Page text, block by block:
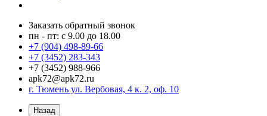
Заказать обратный звонок
пн - пт: с 9.00 до 18.00
+7 (904) 498-89-66
+7 (3452) 283-343
+7 (3452) 988-966
apk72@apk72.ru
г. Тюмень ул. Вербовая, 4 к. 2, оф. 10
Назад